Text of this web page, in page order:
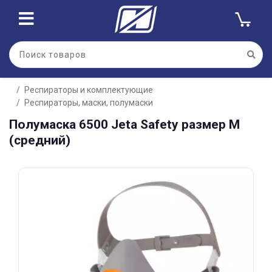
Респираторы и комплектующие
Респираторы, маски, полумаски
Полумаска 6500 Jeta Safety размер М
(средний)
Для клиентов всех банков
Разбейте
оплатуна части
без переплат